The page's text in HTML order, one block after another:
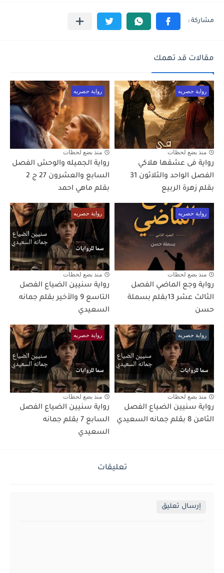
مقالات قد تهمك
رواية حصريه
منذ بضع لحظات
رواية فى عشقها هلاكي
الفصل الواحد والثلاثون 31
بقلم زهرة الربيع
رواية حصريه
منذ بضع لحظات
رواية الجميله والوحش الفصل
السابع والعشرون 27 ج 2
بقلم ماهي احمد
رواية حصريه
منذ بضع لحظات
رواية وجع الماضي الفصل
الثالث عشر 13بقلم بسملة
حسن
رواية حصريه
منذ بضع لحظات
رواية سنيين الضياع الفصل
التاسع 9 والأخير بقلم جمانه
السعيدي
رواية حصريه
منذ بضع لحظات
رواية سنيين الضياع الفصل
الثامن 8 بقلم جمانه السعيدي
رواية حصريه
منذ بضع لحظات
رواية سنيين الضياع الفصل
السابع 7 بقلم جمانه
السعيدي
تعليقات
إرسال تعليق